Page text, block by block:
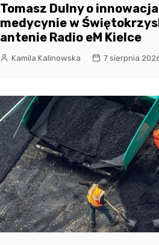
Tomasz Dulny o
medycynie w
antenie Radio eM Kielce
Kamila Kalinowska 7 sierpnia